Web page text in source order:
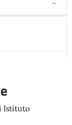
Istituto